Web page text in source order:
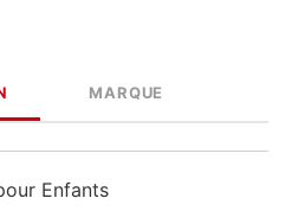
MARQUE
Enfants